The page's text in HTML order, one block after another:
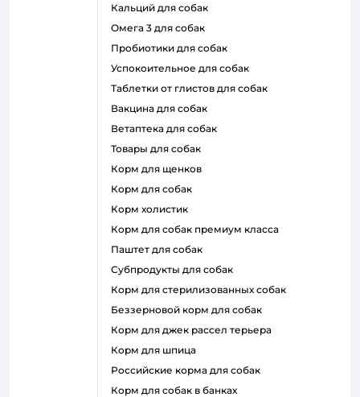
кальций для собак
омега 3 для собак
пробиотики для собак
успокоительное для собак
таблетки от глистов для собак
вакцина для собак
ветаптека для собак
товары для собак
корм для щенков
корм для собак
корм холистик
корм для собак премиум класса
паштет для собак
субпродукты для собак
корм для стерилизованных собак
беззерновой корм для собак
корм для джек рассел терьера
корм для шпица
российские корма для собак
корм для собак в банках